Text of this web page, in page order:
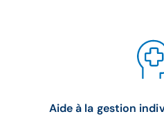
Aide à la gestion